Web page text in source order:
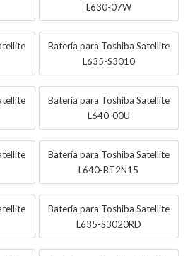
L630-07W
Batería para Toshiba Satellite
L635-S3010
Batería para Toshiba Satellite
L640-00U
Batería para Toshiba Satellite
L640-BT2N15
Batería para Toshiba Satellite
L635-S3020RD